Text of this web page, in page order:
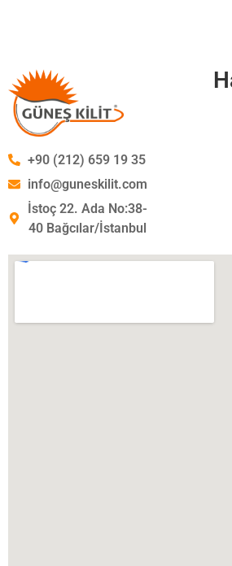
+90 (212) 659 19 35
info@guneskilit.com
İstoç 22. Ada No:38-
40 Bağcılar/İstanbul